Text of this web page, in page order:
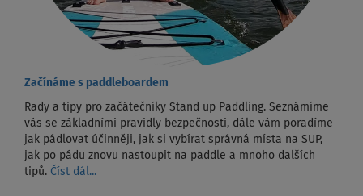
Začínáme s paddleboardem
Rady a tipy pro začátečníky Stand up Paddling. Seznámíme
vás se základními pravidly bezpečnosti, dále vám poradíme
jak pádlovat účinněji, jak si vybírat správná místa na SUP,
jak po pádu znovu nastoupit na paddle a mnoho dalších
tipů. Číst dál...